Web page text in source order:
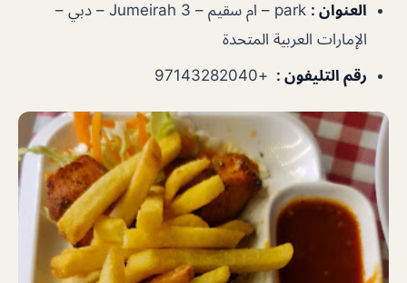
العنوان :
park – ام سقيم – Jumeirah 3 – دبي –
الإمارات العربية المتحدة
رقم التليفون : +97143282040